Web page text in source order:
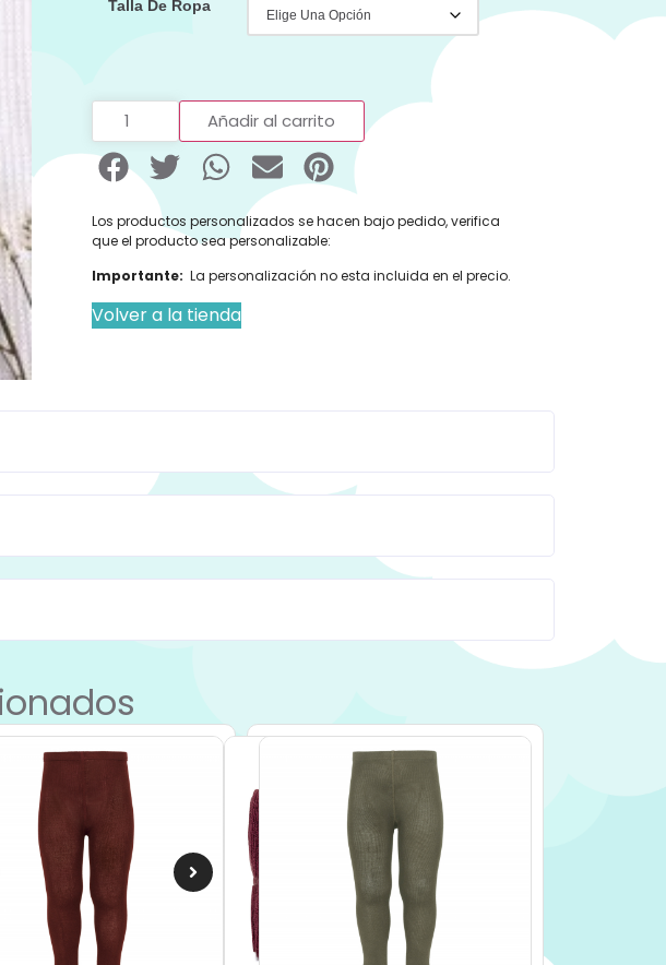
Talla De Ropa
Añadir al carrito
Los productos personalizados se hacen bajo pedido, verifica
que el producto sea personalizable:
Importante: La personalización no esta incluida en el precio.
Volver a la tienda